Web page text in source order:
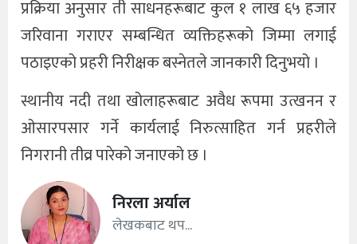
प्रक्रिया अनुसार ती साधनहरूबाट कुल १ लाख ६५ हजार
जरिवाना गराएर सम्बन्धित व्यक्तिहरूको जिम्मा लगाई
पठाइएको प्रहरी निरीक्षक बस्नेतले जानकारी दिनुभयो ।
स्थानीय नदी तथा खोलाहरूबाट अवैध रूपमा उत्खनन र
ओसारपसार गर्ने कार्यलाई निरुत्साहित गर्न प्रहरीले
निगरानी तीव्र पारेको जनाएको छ ।
निरला अर्याल
लेखकबाट थप...